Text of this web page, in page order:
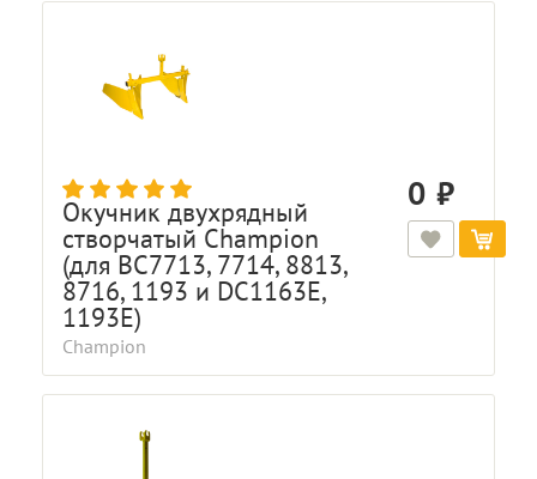
Окучник двухрядный
створчатый Champion
(для BC7713, 7714, 8813,
8716, 1193 и DC1163E,
1193E)
Champion
0